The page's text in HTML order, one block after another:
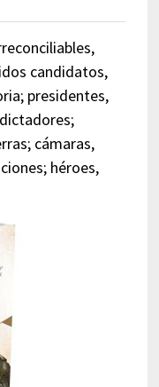
candidatos,
presidentes,
cámaras,
héroes,